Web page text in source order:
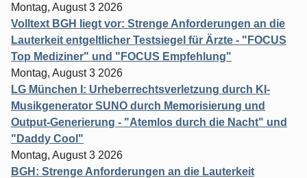
Montag, August 3 2026
Volltext BGH liegt vor: Strenge Anforderungen an die
Lauterkeit entgeltlicher Testsiegel für Ärzte - "FOCUS
Top Mediziner" und "FOCUS Empfehlung"
Montag, August 3 2026
LG München I: Urheberrechtsverletzung durch KI-
Musikgenerator SUNO durch Memorisierung und
Output-Generierung - "Atemlos durch die Nacht" und
"Daddy Cool"
Montag, August 3 2026
BGH: Strenge Anforderungen an die Lauterkeit